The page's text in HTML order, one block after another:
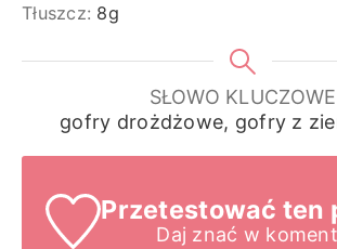
Tłuszcz: 8g
SŁOWO KLUCZOWE
gofry drożdżowe, gofry z
Przetestować ten
Daj znać w